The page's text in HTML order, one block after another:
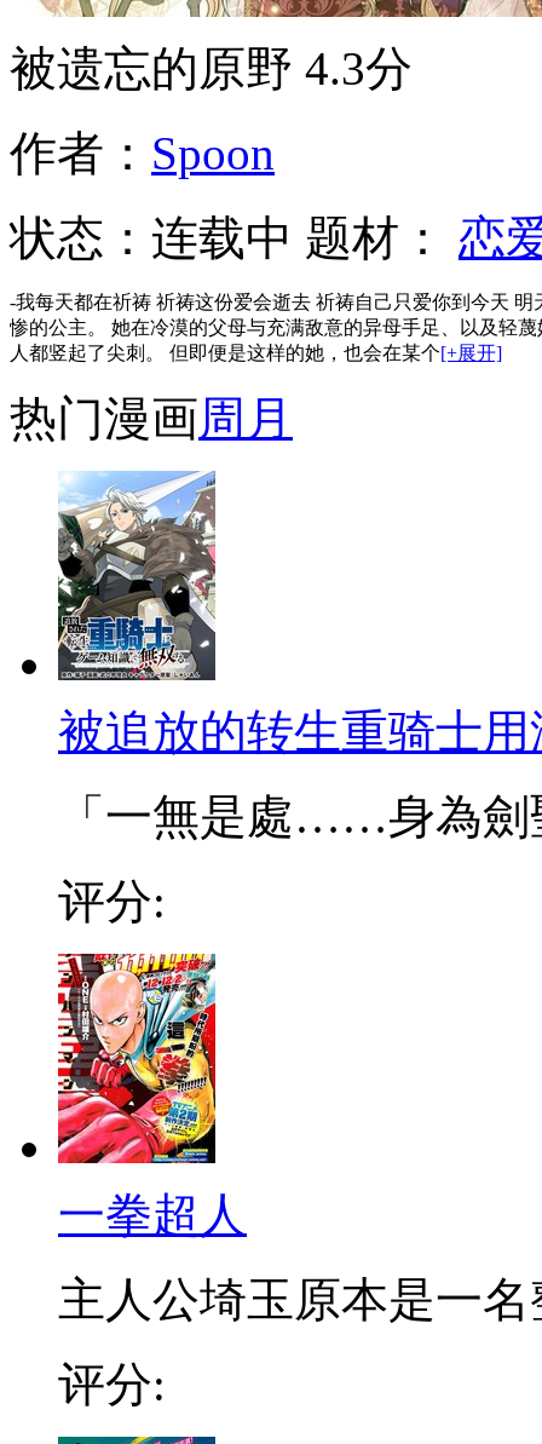
被遗忘的原野 4.3分
作者： Spoon
状态： 连载中 题材： 恋
-我每天都在祈祷 祈祷这份爱会逝去 祈祷自己只爱你到今天
惨的公主。 她在冷漠的父母与充满敌意的异母手足、以及轻
人都竖起了尖刺。 但即便是这样的她，也会在某个[+展开]
热门漫画周 月
被追放的转生重骑士
「一無是處……身為劍
评分:
一拳超人
主人公埼玉原本是一名
评分: